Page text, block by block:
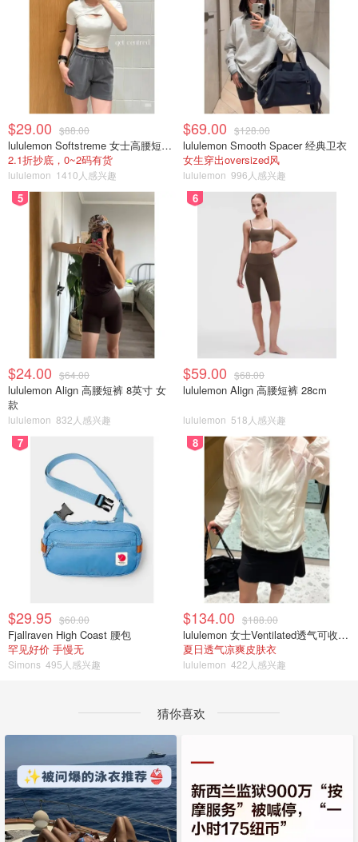
$29.00 $88.00
lululemon Softstreme 女士高腰短裤 10cm
2.1折抄底，0~2码有货
lululemon 1410人感兴趣
$69.00 $128.00
lululemon Smooth Spacer 经典卫衣
女生穿出oversized风
lululemon 996人感兴趣
5
$24.00 $64.00
lululemon Align 高腰短裤 8英寸 女
款
lululemon 832人感兴趣
6
$59.00 $68.00
lululemon Align 高腰短裤 28cm
lululemon 518人感兴趣
7
$29.95 $60.00
Fjallraven High Coast 腰包
罕见好价 手慢无
Simons 495人感兴趣
8
$134.00 $188.00
lululemon 女士Ventilated透气可收纳跑步夹克
夏日透气凉爽皮肤衣
lululemon 422人感兴趣
猜你喜欢